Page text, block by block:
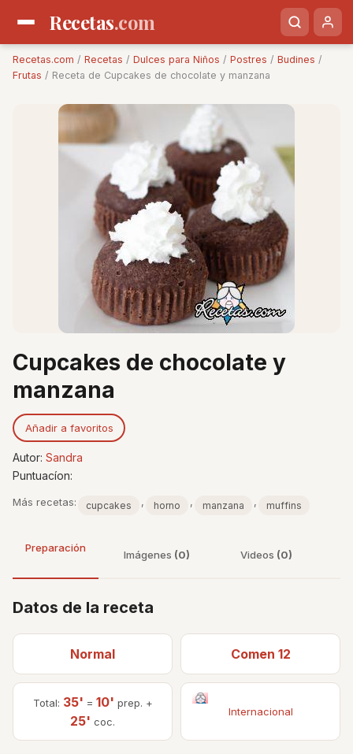
Recetas.com
Recetas.com / Recetas / Dulces para Niños / Postres / Budines /
Frutas / Receta de Cupcakes de chocolate y manzana
Cupcakes de chocolate y
manzana
Añadir a favoritos
Autor: Sandra
Puntuacíon:
Más recetas: cupcakes , horno , manzana , muffins
Preparación
Imágenes (0) Videos (0)
Datos de la receta
Normal Comen 12
Total: 35' = 10' prep. +
25' coc.
Internacional